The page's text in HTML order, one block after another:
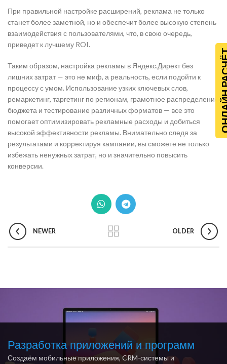
При правильной настройке расширений, реклама не только
станет более заметной, но и обеспечит более высокую степень
взаимодействия с пользователями, что, в свою очередь,
приведет к лучшему ROI.
Таким образом, настройка рекламы в Яндекс.Директ без
лишних затрат — это не миф, а реальность, если подойти к
процессу с умом. Использование узких ключевых слов,
ремаркетинг, таргетинг по регионам, грамотное распределение
бюджета и тестирование различных форматов — все это
помогает оптимизировать рекламные расходы и добиться
высокой эффективности рекламы. Внимательно следя за
результатами и корректируя кампании, вы сможете не только
избежать ненужных затрат, но и значительно повысить
конверсии.
NEWER OLDER
Разработка приложений и программ
Создаём мобильные приложения, CRM-системы и